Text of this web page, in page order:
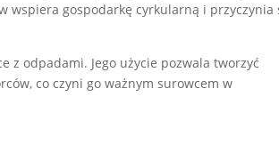
wspiera gospodarkę cyrkularną i przyczynia
z odpadami. Jego użycie pozwala tworzyć
co czyni go ważnym surowcem w